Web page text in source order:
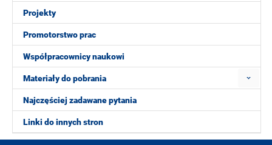
Projekty
Promotorstwo prac
Współpracownicy naukowi
Materiały do pobrania
Najczęściej zadawane pytania
Linki do innych stron